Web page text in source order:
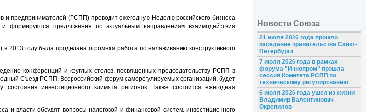
и предпринимателей (РСПП) проводит ежегодную Неделю российского бизнеса
предложения по актуальным направлениям взаимодействия
2013 году была проделана огромная работа по налаживанию конструктивного
конференций и круглых столов, посвященных председательству РСПП в
Съезд РСПП, Всероссийский форум саморегулируемых организаций, будет
инвестиционного климата регионов. Также состоится ежегодная
и власти обсудят вопросы налоговой и финансовой систем, инвестиционного
Новости Союза
21 июля 2026 года прошло
заседание правительства Санкт-
Петербурга
7 июля 2026 года в рамках
форума "Иннопром" прошла
сессия Комитета РСПП по
техническому регулированию
6 июля 2026 года ушел из жизни
Владимир Валентинович
Окрепилов